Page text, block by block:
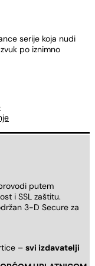
serije koja nudi
po iznimno
putem
i SSL zaštitu.
3-D Secure za
– svi izdavatelji